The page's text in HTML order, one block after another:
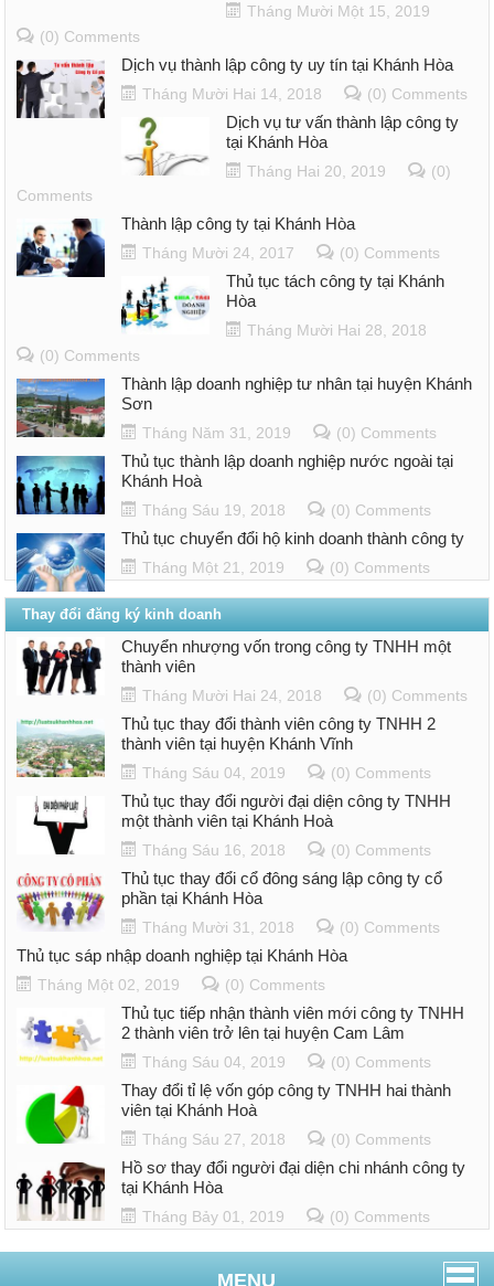
Tháng Mười Một 15, 2019
(0) Comments
Dịch vụ thành lập công ty uy tín tại Khánh Hòa
Tháng Mười Hai 14, 2018 (0) Comments
Dịch vụ tư vấn thành lập công ty
tại Khánh Hòa
Tháng Hai 20, 2019
(0)
Comments
Thành lập công ty tại Khánh Hòa
Tháng Mười 24, 2017 (0) Comments
Thủ tục tách công ty tại Khánh
Hòa
Tháng Mười Hai 28, 2018
(0) Comments
Thành lập doanh nghiệp tư nhân tại huyện Khánh
Sơn
Tháng Năm 31, 2019 (0) Comments
Thủ tục thành lập doanh nghiệp nước ngoài tại
Khánh Hoà
Tháng Sáu 19, 2018 (0) Comments
Thủ tục chuyển đổi hộ kinh doanh thành công ty
Tháng Một 21, 2019 (0) Comments
Thay đổi đăng ký kinh doanh
Chuyển nhượng vốn trong công ty TNHH một
thành viên
Tháng Mười Hai 24, 2018 (0) Comments
Thủ tục thay đổi thành viên công ty TNHH 2
thành viên tại huyện Khánh Vĩnh
Tháng Sáu 04, 2019 (0) Comments
Thủ tục thay đổi người đại diện công ty TNHH
một thành viên tại Khánh Hoà
Tháng Sáu 16, 2018 (0) Comments
Thủ tục thay đổi cổ đông sáng lập công ty cổ
phần tại Khánh Hòa
Tháng Mười 31, 2018 (0) Comments
Thủ tục sáp nhập doanh nghiệp tại Khánh Hòa
Tháng Một 02, 2019 (0) Comments
Thủ tục tiếp nhận thành viên mới công ty TNHH
2 thành viên trở lên tại huyện Cam Lâm
Tháng Sáu 04, 2019 (0) Comments
Thay đổi tỉ lệ vốn góp công ty TNHH hai thành
viên tại Khánh Hoà
Tháng Sáu 27, 2018 (0) Comments
Hồ sơ thay đổi người đại diện chi nhánh công ty
tại Khánh Hòa
Tháng Bảy 01, 2019 (0) Comments
MENU